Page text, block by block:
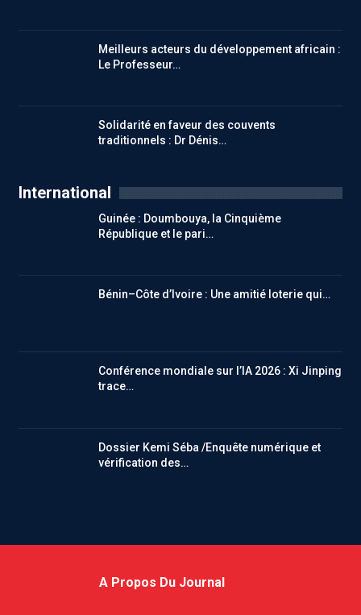
Meilleurs acteurs du développement africain :
Le Professeur…
Solidarité en faveur des couvents
traditionnels : Dr Dénis…
International
Guinée : Doumbouya, la Cinquième
République et le pari…
Bénin–Côte d’Ivoire : Une amitié loterie qui…
Conférence mondiale sur l’IA 2026 : Xi Jinping
trace…
Dossier Kemi Séba /Enquête numérique et
vérification des…
A Propos Du Journal